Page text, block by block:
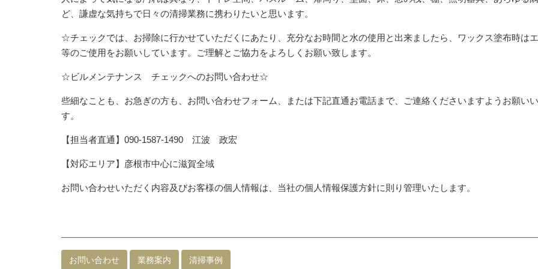
ど、謙虚な気持ちで日々の清掃業務に携わりたいと思います。
☆チェックでは、お掃除に行かせていただくにあたり、充分なお時間と水の使用と出来ましたら、ワックス塗布時は
等のご使用をお願いしています。ご理解とご協力をよろしくお願い致します。
☆ビルメンテナンス チェックへのお問い合わせ☆
些細なことも、お急ぎの方も、お問い合わせフォーム、または下記直通お電話まで、ご連絡くださいますようお願い
す。
【担当者直通】090-1587-1490 江波 政宏
【対応エリア】彦根市中心に滋賀全域
お問い合わせいただく内容及びお客様の個人情報は、当社の個人情報保護方針に則り管理いたします。
お問い合わせ 業務案内 清掃事例